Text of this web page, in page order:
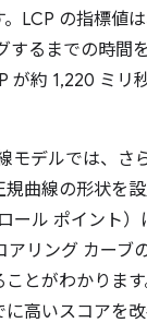
LCP の指標値
するまでの時間
が約 1,220 ミ
デルでは、さ
曲線の形状を設
ール ポイント
アリング カー
とがわかりま
高いスコアを